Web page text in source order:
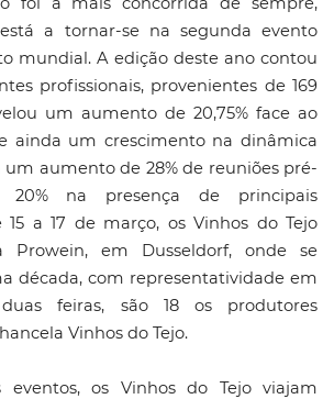
a tornar-se na segunda evento
mundial. A edição deste ano contou
profissionais, provenientes de 169
um aumento de 20,75% face ao
ainda um crescimento na dinâmica
um aumento de 28% de reuniões pré-
na presença de principais
15 a 17 de março, os Vinhos do Tejo
em Dusseldorf, onde se
década, com representatividade em
feiras, são 18 os produtores
Vinhos do Tejo.
eventos, os Vinhos do Tejo viajam